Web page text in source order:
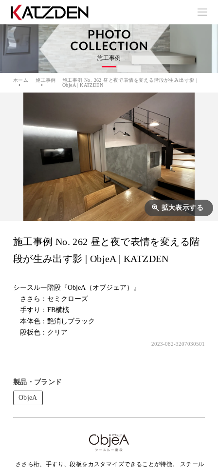
施工事例
ホーム 施工事例
施工事例 No. 262 昼と夜で表情を変える階段が生み出す影 |
ObjeA | KATZDEN
拡大表示する
施工事例 No. 262 昼と夜で表情を変える階
段が生み出す影 | ObjeA | KATZDEN
シースルー階段『ObjeA（オブジェア）』
ささら：セミクローズ
手すり：FB横桟
本体色：艶消しブラック
段板色：クリア
2023-082-3207030501
製品・ブランド
ObjeA
ささら桁、手すり、段板をカスタマイズできることが特徴。 スチール